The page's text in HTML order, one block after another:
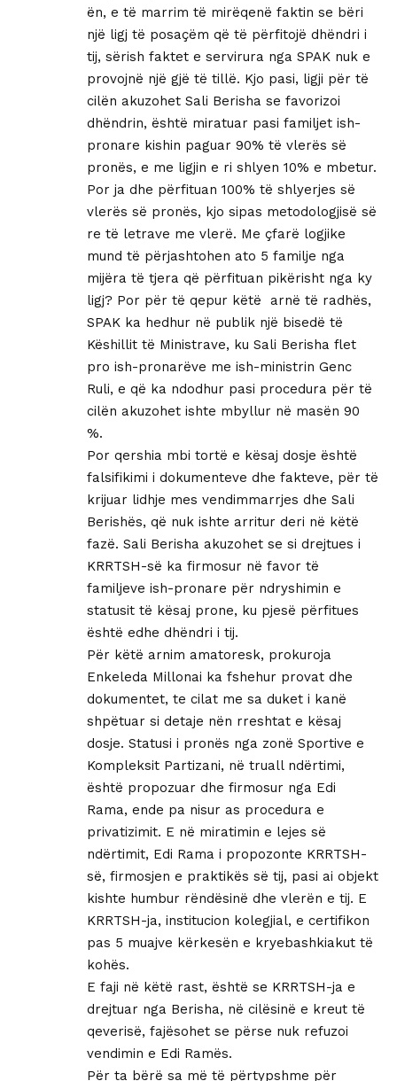
ën, e të marrim të mirëqenë faktin se bëri
një ligj të posaçëm që të përfitojë dhëndri i
tij, sërish faktet e servirura nga SPAK nuk e
provojnë një gjë të tillë. Kjo pasi, ligji për të
cilën akuzohet Sali Berisha se favorizoi
dhëndrin, është miratuar pasi familjet ish-
pronare kishin paguar 90% të vlerës së
pronës, e me ligjin e ri shlyen 10% e mbetur.
Por ja dhe përfituan 100% të shlyerjes së
vlerës së pronës, kjo sipas metodologjisë së
re të letrave me vlerë. Me çfarë logjike
mund të përjashtohen ato 5 familje nga
mijëra të tjera që përfituan pikërisht nga ky
ligj? Por për të qepur këtë arnë të radhës,
SPAK ka hedhur në publik një bisedë të
Këshillit të Ministrave, ku Sali Berisha flet
pro ish-pronarëve me ish-ministrin Genc
Ruli, e që ka ndodhur pasi procedura për të
cilën akuzohet ishte mbyllur në masën 90
%.
Por qershia mbi tortë e kësaj dosje është
falsifikimi i dokumenteve dhe fakteve, për të
krijuar lidhje mes vendimmarrjes dhe Sali
Berishës, që nuk ishte arritur deri në këtë
fazë. Sali Berisha akuzohet se si drejtues i
KRRTSH-së ka firmosur në favor të
familjeve ish-pronare për ndryshimin e
statusit të kësaj prone, ku pjesë përfitues
është edhe dhëndri i tij.
Për këtë arnim amatoresk, prokuroja
Enkeleda Millonai ka fshehur provat dhe
dokumentet, te cilat me sa duket i kanë
shpëtuar si detaje nën rreshtat e kësaj
dosje. Statusi i pronës nga zonë Sportive e
Kompleksit Partizani, në truall ndërtimi,
është propozuar dhe firmosur nga Edi
Rama, ende pa nisur as procedura e
privatizimit. E në miratimin e lejes së
ndërtimit, Edi Rama i propozonte KRRTSH-
së, firmosjen e praktikës së tij, pasi ai objekt
kishte humbur rëndësinë dhe vlerën e tij. E
KRRTSH-ja, institucion kolegjial, e certifikon
pas 5 muajve kërkesën e kryebashkiakut të
kohës.
E faji në këtë rast, është se KRRTSH-ja e
drejtuar nga Berisha, në cilësinë e kreut të
qeverisë, fajësohet se përse nuk refuzoi
vendimin e Edi Ramës.
Për ta bërë sa më të përtypshme për